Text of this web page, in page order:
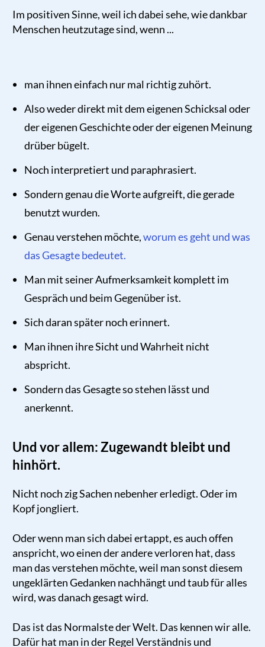
Im positiven Sinne, weil ich dabei sehe, wie dankbar
Menschen heutzutage sind, wenn ...
man ihnen einfach nur mal richtig zuhört.
Also weder direkt mit dem eigenen Schicksal oder
der eigenen Geschichte oder der eigenen Meinung
drüber bügelt.
Noch interpretiert und paraphrasiert.
Sondern genau die Worte aufgreift, die gerade
benutzt wurden.
Genau verstehen möchte,worum es geht und was
das Gesagte bedeutet.
Man mit seiner Aufmerksamkeit komplett im
Gespräch und beim Gegenüber ist.
Sich daran später noch erinnert.
Man ihnen ihre Sicht und Wahrheit nicht
abspricht.
Sondern das Gesagte so stehen lässt und
anerkennt.
Und vor allem: Zugewandt bleibt und
hinhört.
Nicht noch zig Sachen nebenher erledigt. Oder im
Kopf jongliert.
Oder wenn man sich dabei ertappt, es auch offen
anspricht, wo einen der andere verloren hat, dass
man das verstehen möchte, weil man sonst diesem
ungeklärten Gedanken nachhängt und taub für alles
wird, was danach gesagt wird.
Das ist das Normalste der Welt. Das kennen wir alle.
Dafür hat man in der Regel Verständnis und